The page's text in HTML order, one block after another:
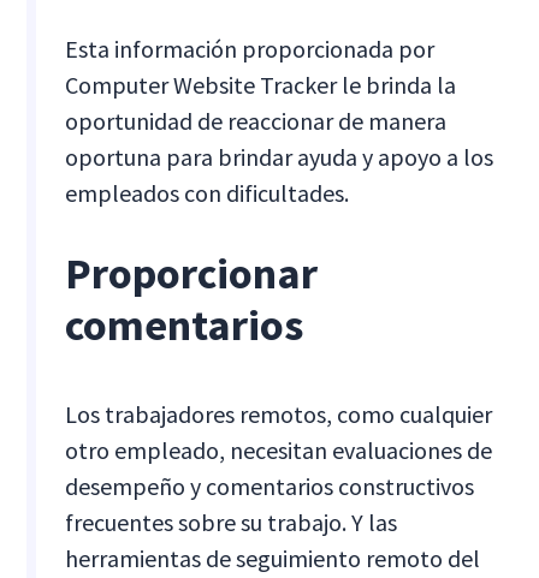
Esta información proporcionada por
Computer Website Tracker le brinda la
oportunidad de reaccionar de manera
oportuna para brindar ayuda y apoyo a los
empleados con dificultades.
Proporcionar
comentarios
Los trabajadores remotos, como cualquier
otro empleado, necesitan evaluaciones de
desempeño y comentarios constructivos
frecuentes sobre su trabajo. Y las
herramientas de seguimiento remoto del